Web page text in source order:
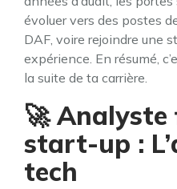
évoluer vers des postes
DAF, voire rejoindre une
expérience. En résumé,
la suite de ta carrière.
🚀
start-up :
tech